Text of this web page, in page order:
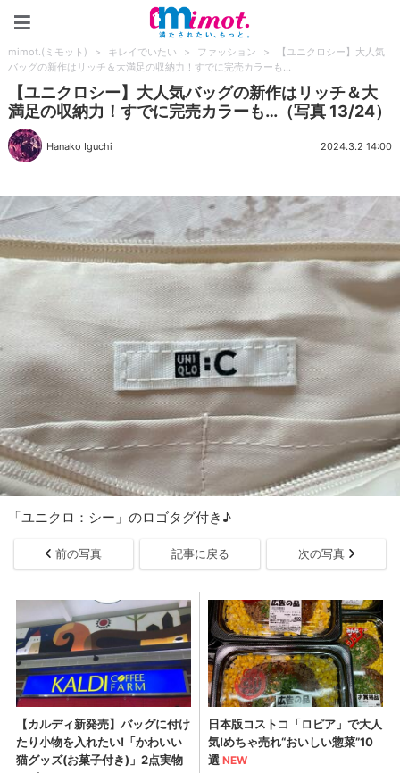
mimot.(ミモット) > キレイでいたい > ファッション >
【ユニクロシー】大人気
バッグの新作はリッチ＆大満足の収納力！すでに完売カラーも…
【ユニクロシー】大人気バッグの新作はリッチ＆大
満足の収納力！すでに完売カラーも…（写真 13/24）
Hanako Iguchi 2024.3.2 14:00
「ユニクロ：シー」のロゴタグ付き♪
前の写真 記事に戻る 次の写真